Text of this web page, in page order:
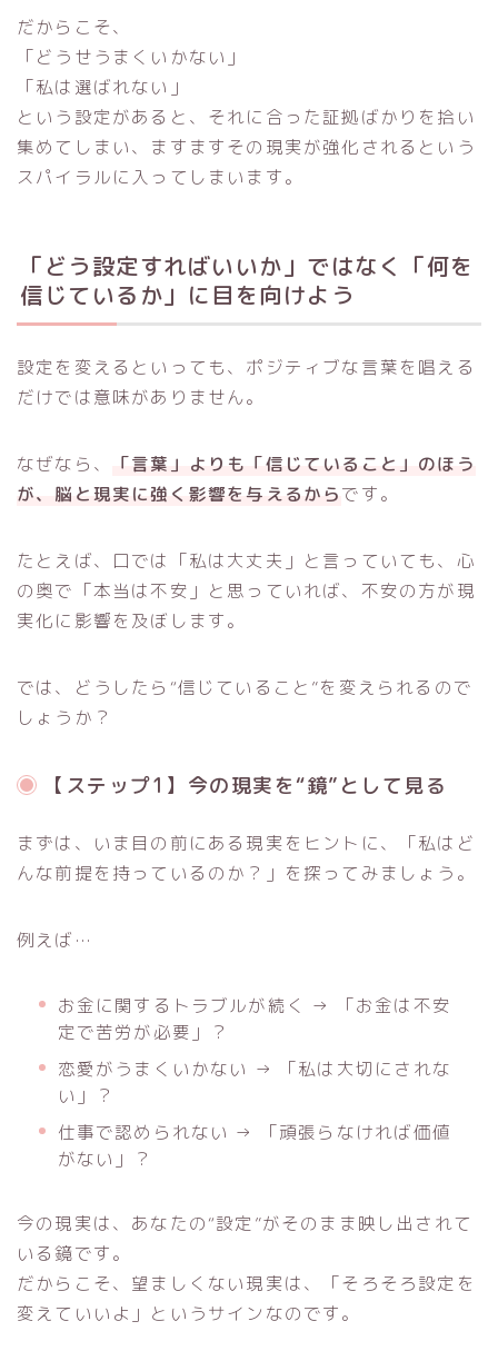
だからこそ、
「どうせうまくいかない」
「私は選ばれない」
という設定があると、それに合った証拠ばかりを拾い
集めてしまい、ますますその現実が強化されるという
スパイラルに入ってしまいます。
「どう設定すればいいか」ではなく「何を
信じているか」に目を向けよう
設定を変えるといっても、ポジティブな言葉を唱える
だけでは意味がありません。
なぜなら、
「言葉」よりも「信じていること」のほう
が、脳と現実に強く影響を与えるからです。
たとえば、口では「私は大丈夫」と言っていても、心
の奥で「本当は不安」と思っていれば、不安の方が現
実化に影響を及ぼします。
では、どうしたら“信じていること”を変えられるので
しょうか？
【ステップ1】今の現実を“鏡”として見る
まずは、いま目の前にある現実をヒントに、「私はど
んな前提を持っているのか？」を探ってみましょう。
例えば…
お金に関するトラブルが続く → 「お金は不安
定で苦労が必要」？
恋愛がうまくいかない → 「私は大切にされな
い」？
仕事で認められない → 「頑張らなければ価値
がない」？
今の現実は、あなたの“設定”がそのまま映し出されて
いる鏡です。
だからこそ、望ましくない現実は、「そろそろ設定を
変えていいよ」というサインなのです。